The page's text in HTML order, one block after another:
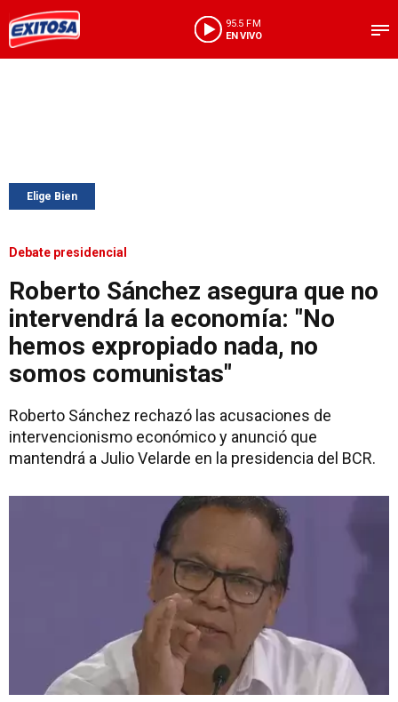
95.5 FM
EN VIVO
Elige Bien
Debate presidencial
Roberto Sánchez asegura que no
intervendrá la economía: "No
hemos expropiado nada, no
somos comunistas"
Roberto Sánchez rechazó las acusaciones de
intervencionismo económico y anunció que
mantendrá a Julio Velarde en la presidencia del BCR.